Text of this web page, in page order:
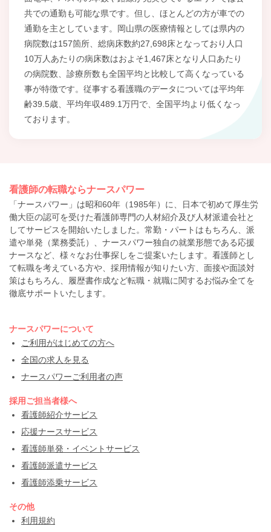
共での通勤も可能な県です。但し、ほとんどの方が車での
通勤を主としています。岡山県の医療情報としては県内の
病院数は157箇所、総病床数約27,698床となっており人口
10万人あたりの病床数はおよそ1,467床となり人口あたり
の病院数、診療所数も全国平均と比較して高くなっている
事が特徴です。従事する看護職のデータについては平均年
齢39.5歳、平均年収489.1万円で、全国平均より低くなっ
ております。
看護師の転職ならナースパワー
「ナースパワー」は昭和60年（1985年）に、日本で初めて厚生労
働大臣の認可を受けた看護師専門の人材紹介及び人材派遣会社と
してサービスを開始いたしました。常勤・パートはもちろん、派
遣や単発（業務委託）、ナースパワー独自の就業形態である応援
ナースなど、様々なお仕事探しをご提案いたします。看護師とし
て転職を考えている方や、採用情報が知りたい方、面接や面談対
策はもちろん、履歴書作成など転職・就職に関するお悩み全てを
徹底サポートいたします。
ナースパワーについて
ご利用がはじめての方へ
全国の求人を見る
ナースパワーご利用者の声
採用ご担当者様へ
看護師紹介サービス
応援ナースサービス
看護師単発・イベントサービス
看護師派遣サービス
看護師添乗サービス
その他
利用規約